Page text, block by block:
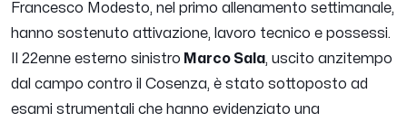
Francesco Modesto, nel primo allenamento settimanale,
hanno sostenuto attivazione, lavoro tecnico e possessi.
Il 22enne esterno sinistro Marco Sala, uscito anzitempo
dal campo contro il Cosenza, è stato sottoposto ad
esami strumentali che hanno evidenziato una